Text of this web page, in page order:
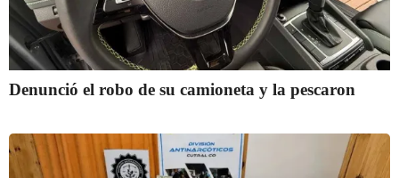
Denunció el robo de su camioneta y la pescaron